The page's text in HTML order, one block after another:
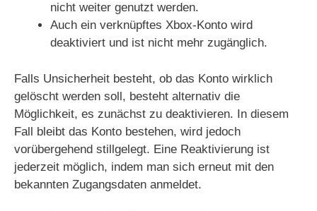
nicht weiter genutzt werden.
Auch ein verknüpftes Xbox-Konto wird
deaktiviert und ist nicht mehr zugänglich.
Falls Unsicherheit besteht, ob das Konto wirklich
gelöscht werden soll, besteht alternativ die
Möglichkeit, es zunächst zu deaktivieren. In diesem
Fall bleibt das Konto bestehen, wird jedoch
vorübergehend stillgelegt. Eine Reaktivierung ist
jederzeit möglich, indem man sich erneut mit den
bekannten Zugangsdaten anmeldet.